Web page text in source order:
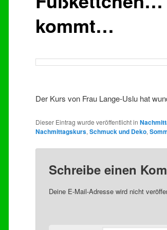
kommt…
Der Kurs von Frau Lange-Uslu hat
Dieser Eintrag wurde veröffentlicht in
Nachmittagskurs,Schmuck und Deko,
Schreibe einen
Deine E-Mail-Adresse wird nicht